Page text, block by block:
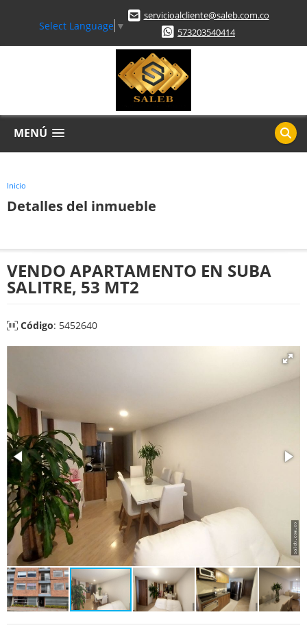
Select Language ▼
servicioalcliente@saleb.com.co
573203540414
MENÚ
Inicio
Detalles del inmueble
VENDO APARTAMENTO EN SUBA
SALITRE, 53 MT2
Código: 5452640